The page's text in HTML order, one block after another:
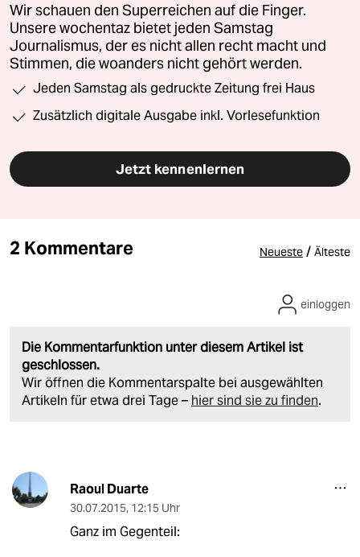
Wir schauen den Superreichen auf die Finger.
Unsere wochentaz bietet jeden Samstag
Journalismus, der es nicht allen recht macht und
Stimmen, die woanders nicht gehört werden.
Jeden Samstag als gedruckte Zeitung frei Haus
Zusätzlich digitale Ausgabe inkl. Vorlesefunktion
Jetzt kennenlernen
2 Kommentare Neueste / Älteste
Die Kommentarfunktion unter diesem Artikel ist
geschlossen.
Wir öffnen die Kommentarspalte bei ausgewählten
Artikeln für etwa drei Tage – hier sind sie zu finden.
einloggen
Raoul Duarte
30.07.2015, 12:15 Uhr
Ganz im Gegenteil: